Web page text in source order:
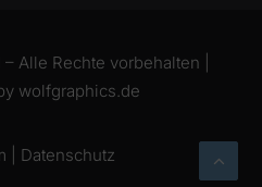
Alle Rechte vorbehalten |
wolfgraphics.de
Datenschutz